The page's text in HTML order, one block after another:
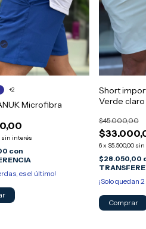
Microfibra
sin interés
con
es el último!
+2
Short
Verde claro
$45.000,00
6x $5.500,00 sin
$28.050,00
¡Solo quedan 2
Comprar